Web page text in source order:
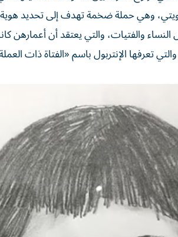
وهي حملة ضخمة تهدف إلى تحديد هوية
والتي يعتقد أن أعمارهن كانت تراوح بين 15 و30 عاماً وقت